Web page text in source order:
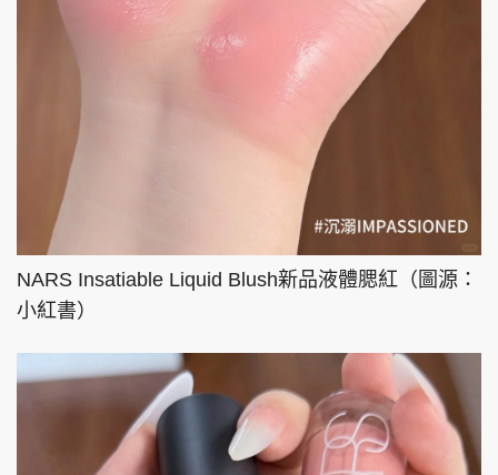
NARS Insatiable Liquid Blush新品液體腮紅（圖源：
小紅書）